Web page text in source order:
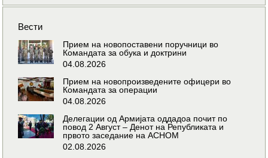
Вести
Прием на новопоставени поручници во
Командата за обука и доктрини
04.08.2026
Прием на новопроизведените офицери во
Командата за операции
04.08.2026
Делегации од Армијата оддадоа почит по
повод 2 Август – Денот на Републиката и
првото заседание на АСНОМ
02.08.2026